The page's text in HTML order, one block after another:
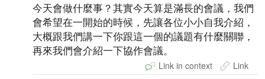
今天會做什麼事？其實今天算是滿長的會議，我們
會希望在一開始的時候，先讓各位小小自我介紹，
大概跟我們講一下你跟這一個的議題有什麼關聯，
再來我們會介紹一下協作會議。
Link in context Link